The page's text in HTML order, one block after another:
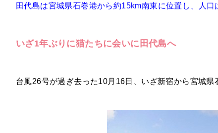
田代島は宮城県石巻港から約15km南東に位置し、人
いざ1年ぶりに猫たちに会いに田代島へ
台風26号が過ぎ去った10月16日、いざ新宿から宮城